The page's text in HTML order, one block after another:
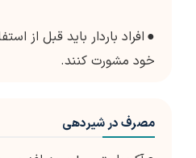
● افراد باردار باید قبل از
خود مشورت کنند.
مصرف در شیردهی